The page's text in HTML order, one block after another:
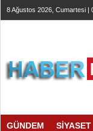
8 Ağustos 2026, Cumartesi |
GÜNDEM SİYASET